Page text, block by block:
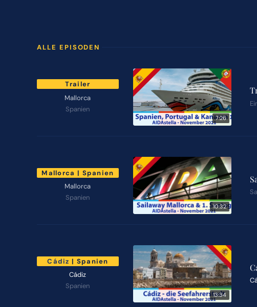
ALLE EPISODEN
Trailer
Mallorca
Spanien
7:26
Mallorca | Spanien
Mallorca
Spanien
10:32
Cádiz | Spanien
Cádiz
Spanien
13:34